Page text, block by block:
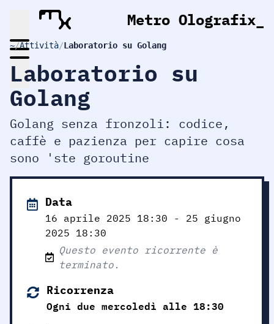
Metro Olografix
~/Attività/Laboratorio su Golang
Laboratorio su
Golang
Golang senza fronzoli: codice,
caffè e pazienza per capire cosa
sono 'ste goroutine
Data
16 aprile 2025 18:30 - 25 giugno
2025 18:30
Questo evento ricorrente è
terminato.
Ricorrenza
Ogni due mercoledì alle 18:30